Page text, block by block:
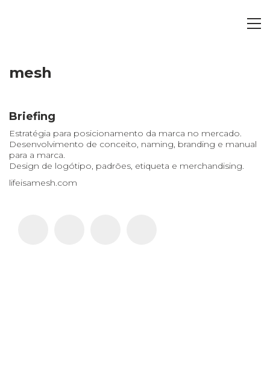
mesh
Briefing
Estratégia para posicionamento da marca no mercado.
Desenvolvimento de conceito, naming, branding e manual
para a marca.
Design de logótipo, padrões, etiqueta e merchandising.
lifeisamesh.com